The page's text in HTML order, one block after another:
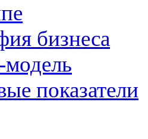
бизнеса
модель
показатели